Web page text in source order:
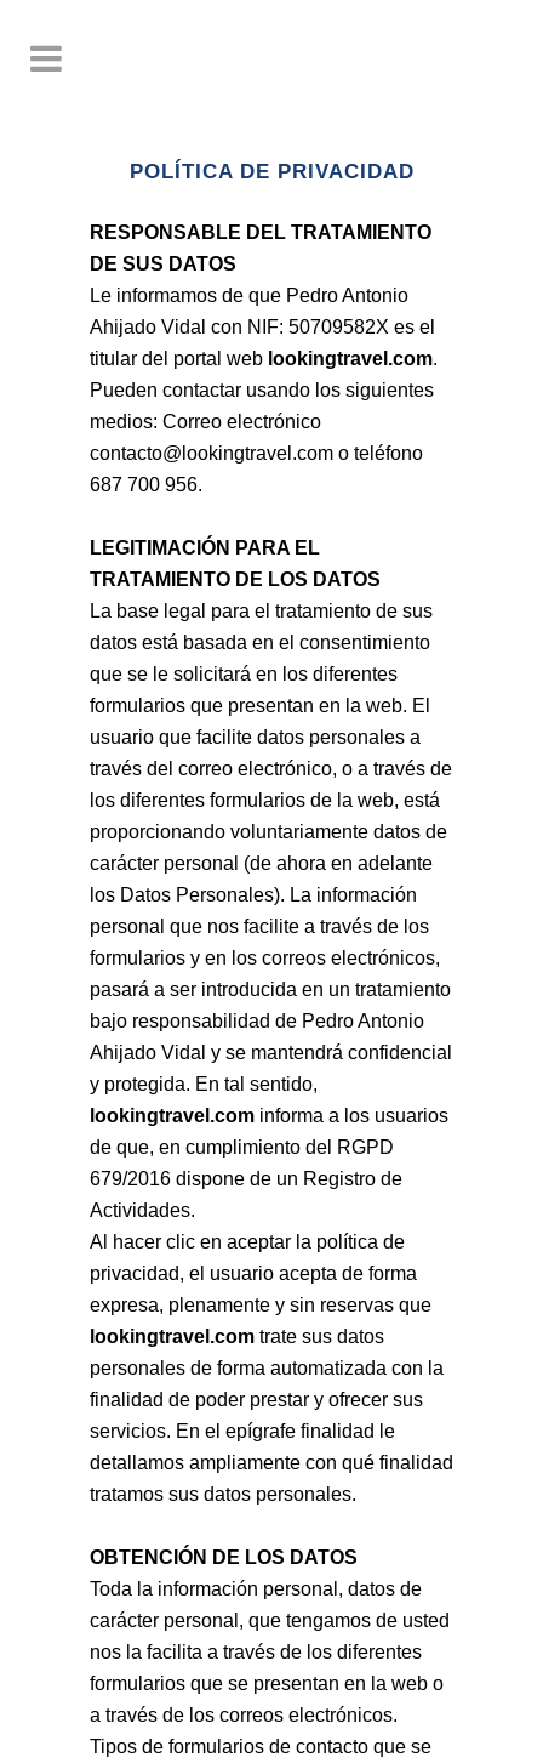
POLÍTICA DE PRIVACIDAD
RESPONSABLE DEL TRATAMIENTO
DE SUS DATOS
Le informamos de que Pedro Antonio
Ahijado Vidal con NIF: 50709582X es el
titular del portal web lookingtravel.com.
Pueden contactar usando los siguientes
medios: Correo electrónico
contacto@lookingtravel.com o teléfono
687 700 956.
LEGITIMACIÓN PARA EL
TRATAMIENTO DE LOS DATOS
La base legal para el tratamiento de sus
datos está basada en el consentimiento
que se le solicitará en los diferentes
formularios que presentan en la web. El
usuario que facilite datos personales a
través del correo electrónico, o a través de
los diferentes formularios de la web, está
proporcionando voluntariamente datos de
carácter personal (de ahora en adelante
los Datos Personales). La información
personal que nos facilite a través de los
formularios y en los correos electrónicos,
pasará a ser introducida en un tratamiento
bajo responsabilidad de Pedro Antonio
Ahijado Vidal y se mantendrá confidencial
y protegida. En tal sentido,
lookingtravel.com informa a los usuarios
de que, en cumplimiento del RGPD
679/2016 dispone de un Registro de
Actividades.
Al hacer clic en aceptar la política de
privacidad, el usuario acepta de forma
expresa, plenamente y sin reservas que
lookingtravel.com trate sus datos
personales de forma automatizada con la
finalidad de poder prestar y ofrecer sus
servicios. En el epígrafe finalidad le
detallamos ampliamente con qué finalidad
tratamos sus datos personales.
OBTENCIÓN DE LOS DATOS
Toda la información personal, datos de
carácter personal, que tengamos de usted
nos la facilita a través de los diferentes
formularios que se presentan en la web o
a través de los correos electrónicos.
Tipos de formularios de contacto que se